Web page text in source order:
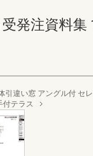
発注資料集
引違い窓 アングル付 セ
付テラス